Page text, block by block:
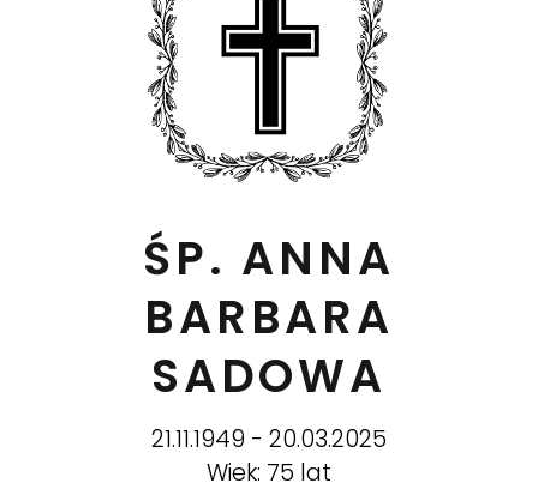
ŚP. ANNA
BARBARA
SADOWA
21.11.1949 - 20.03.2025
Wiek: 75 lat